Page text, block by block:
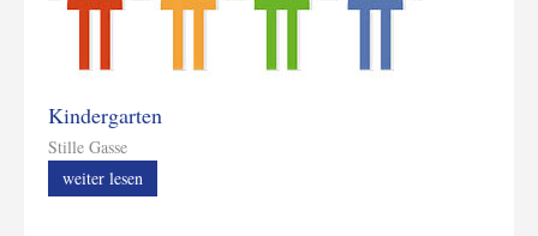
Kindergarten
Stille Gasse
weiter lesen